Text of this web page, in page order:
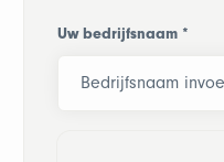
Uw bedrijfsnaam *